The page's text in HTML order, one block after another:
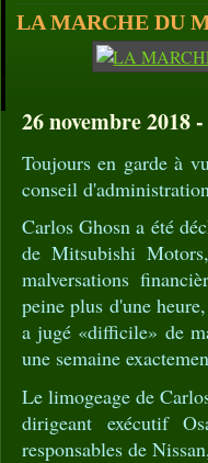
LA MARCHE DU
26 novembre
Toujours en garde à
conseil
Carlos Ghosn a été
de Mitsubishi
malversations
peine plus d'une
a jugé «difficile» de
une semaine
Le limogeage de
dirigeant exécutif
responsables de